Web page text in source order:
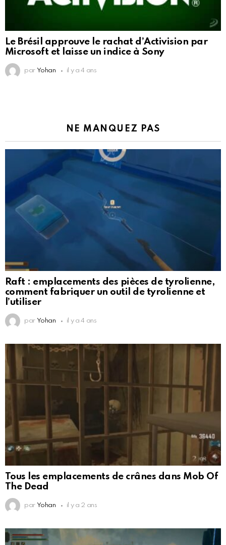
Le Brésil approuve le rachat d’Activision par
Microsoft et laisse un indice à Sony
par Yohan il y a 4 ans
NE MANQUEZ PAS
Raft : emplacements des pièces de tyrolienne,
comment fabriquer un outil de tyrolienne et
l’utiliser
par Yohan il y a 4 ans
Tous les emplacements de crânes dans Mob Of
The Dead
par Yohan il y a 2 ans